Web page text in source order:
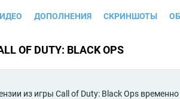
ДОПОЛНЕНИЯ СКРИНШОТЫ
OF DUTY: BLACK OPS
из игры Call of Duty: Black Ops